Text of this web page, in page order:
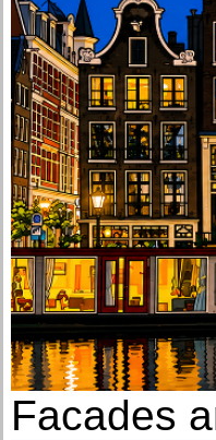
Facades